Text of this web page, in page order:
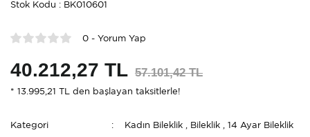
Stok Kodu : BK010601
0 - Yorum Yap
40.212,27 TL 57.101,42 TL
* 13.995,21 TL den başlayan taksitlerle!
Kategori Kadın Bileklik Bileklik ,14 Ayar Bileklik